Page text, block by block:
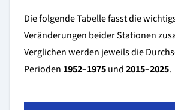
Die folgende Tabelle fasst die
Veränderungen beider Stationen
Verglichen werden jeweils die
Perioden 1952–1975und2015–2025.